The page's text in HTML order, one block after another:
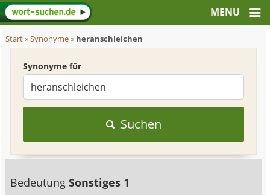
Start»Synonyme» heranschleichen
Synonyme für
Suchen
BedeutungSonstiges 1